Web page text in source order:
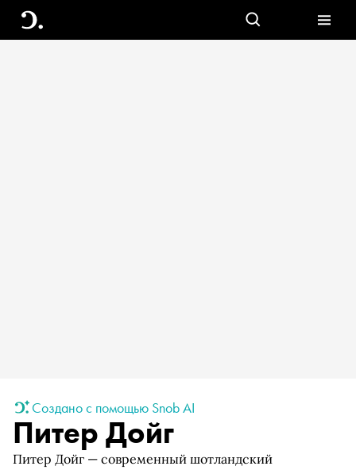
Создано с помощью Snob AI
Питер Дойг
Питер Дойг — современный шотландский